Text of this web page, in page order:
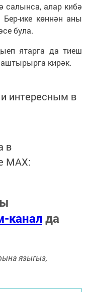
салынса, алар кибә
ике көннән аны
була.
ятарга да тиеш
кирәк.
интересным в
в
MАХ:
каналда
языгыз,